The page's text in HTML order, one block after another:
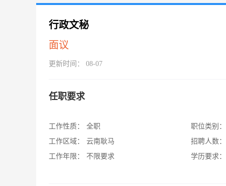
行政文秘
面议
更新时间： 08-07
任职要求
工作性质：
全职
工作区域：
云南耿马
工作年限：
不限要求
职位类别：
招聘人数：
学历要求：